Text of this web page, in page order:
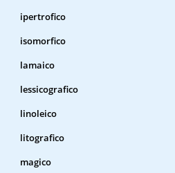
ipertrofico
isomorfico
lamaico
lessicografico
linoleico
litografico
magico